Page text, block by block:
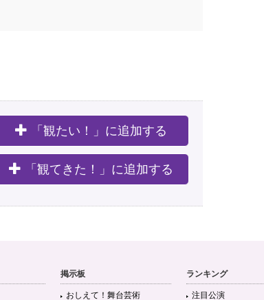
「観たい！」に追加する
「観てきた！」に追加する
掲示板
おしえて！舞台芸術
ランキング
注目公演